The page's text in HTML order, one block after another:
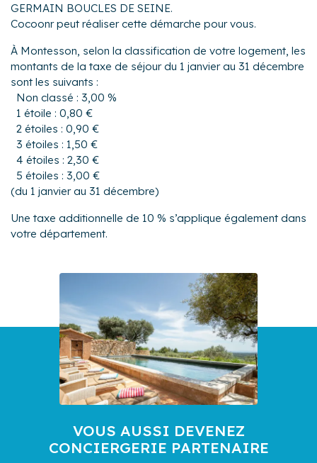
GERMAIN BOUCLES DE SEINE.
Cocoonr peut réaliser cette démarche pour vous.
À Montesson, selon la classification de votre logement, les
montants de la taxe de séjour du 1 janvier au 31 décembre
sont les suivants :
Non classé : 3,00 %
1 étoile : 0,80 €
2 étoiles : 0,90 €
3 étoiles : 1,50 €
4 étoiles : 2,30 €
5 étoiles : 3,00 €
(du 1 janvier au 31 décembre)
Une taxe additionnelle de 10 % s’applique également dans
votre département.
VOUS AUSSI DEVENEZ
CONCIERGERIE PARTENAIRE